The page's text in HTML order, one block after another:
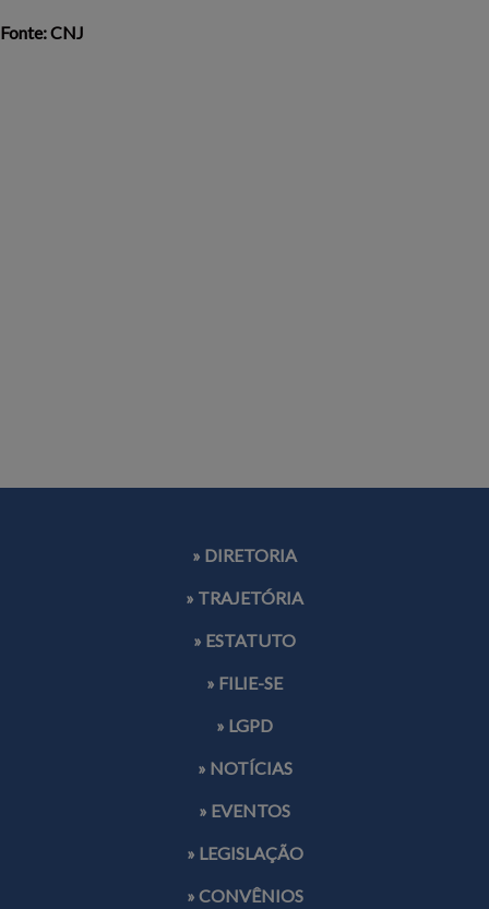
Fonte: CNJ
» DIRETORIA
» TRAJETÓRIA
» ESTATUTO
» FILIE-SE
» LGPD
» NOTÍCIAS
» EVENTOS
» LEGISLAÇÃO
» CONVÊNIOS